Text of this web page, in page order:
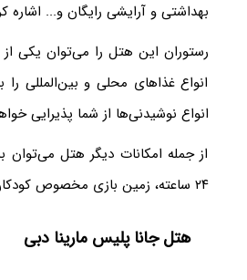
بهداشتی و آرایشی رایگان و... اشاره
رستوران این هتل را می‌توان یکی
انواع غذاهای محلی و بین‌المللی
انواع نوشیدنی‌ها از شما پذیرایی
از جمله امکانات دیگر هتل
۲۴ ساعته، زمین بازی مخصوص کودکان، ترانسفر فرودگاهی، سیستم تبادل ارز و... اشاره کرد.
هتل جانا پلیس مارینا دبی